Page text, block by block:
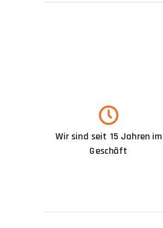
Wir sind seit 15 Jahren im
Geschäft